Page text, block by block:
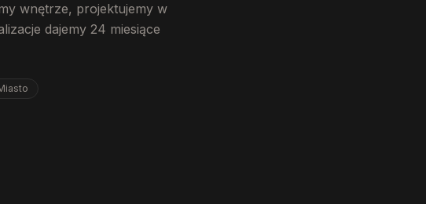
wnętrze, projektujemy w
dajemy 24 miesiące